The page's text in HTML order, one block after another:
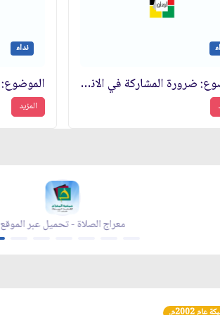
الموضوع: ضرورة المشاركة في الانتخابات ومراعاة الشؤون الإسلامية والأخلاقية في الدعاية
نداء
المزيد
معراج الصلاة - تحميل عبر الموقع